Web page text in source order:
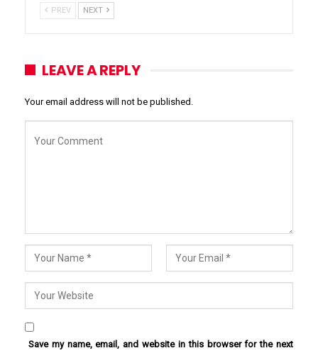
PREV NEXT
LEAVE A REPLY
Your email address will not be published.
Save my name, email, and website in this browser for the next